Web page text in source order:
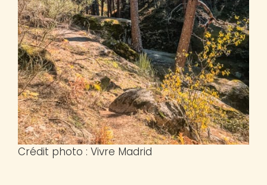
Crédit photo : Vivre Madrid